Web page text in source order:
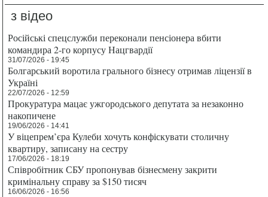
з відео
Російські спецслужби переконали пенсіонера вбити
командира 2-го корпусу Нацгвардії
31/07/2026 - 19:45
Болгарський воротила грального бізнесу отримав ліцензії в
Україні
22/07/2026 - 12:59
Прокуратура мацає ужгородського депутата за незаконно
накопичене
19/06/2026 - 14:41
У віцепрем’єра Кулеби хочуть конфіскувати столичну
квартиру, записану на сестру
17/06/2026 - 18:19
Співробітник СБУ пропонував бізнесмену закрити
кримінальну справу за $150 тисяч
16/06/2026 - 16:56